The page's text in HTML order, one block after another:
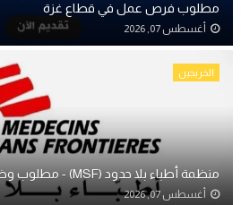
مطلوب فرص عمل في قطاع غزة
أغسطس 07, 2026
الخريجين
منظمة أطباء بلا حدود (MSF) - مطلوب وظائف شاغرة
أغسطس 07, 2026